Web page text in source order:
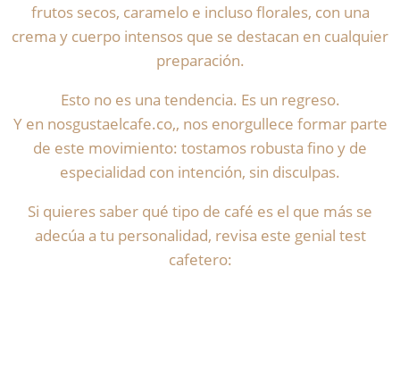
frutos secos, caramelo e incluso florales, con una
crema y cuerpo intensos que se destacan en cualquier
preparación.
Esto no es una tendencia. Es un regreso.
Y en nosgustaelcafe.co,, nos enorgullece formar parte
de este movimiento: tostamos robusta fino y de
especialidad con intención, sin disculpas.
Si quieres saber qué tipo de café es el que más se
adecúa a tu personalidad, revisa este genial test
cafetero: